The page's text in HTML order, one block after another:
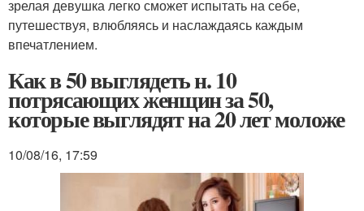
зрелая девушка легко сможет испытать на себе,
путешествуя, влюбляясь и наслаждаясь каждым
впечатлением.
Как в 50 выглядеть н. 10
потрясающих женщин за 50,
которые выглядят на 20 лет моложе
10/08/16, 17:59